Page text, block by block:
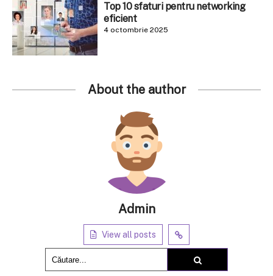
Top 10 sfaturi pentru networking
eficient
4 octombrie 2025
About the author
Admin
View all posts